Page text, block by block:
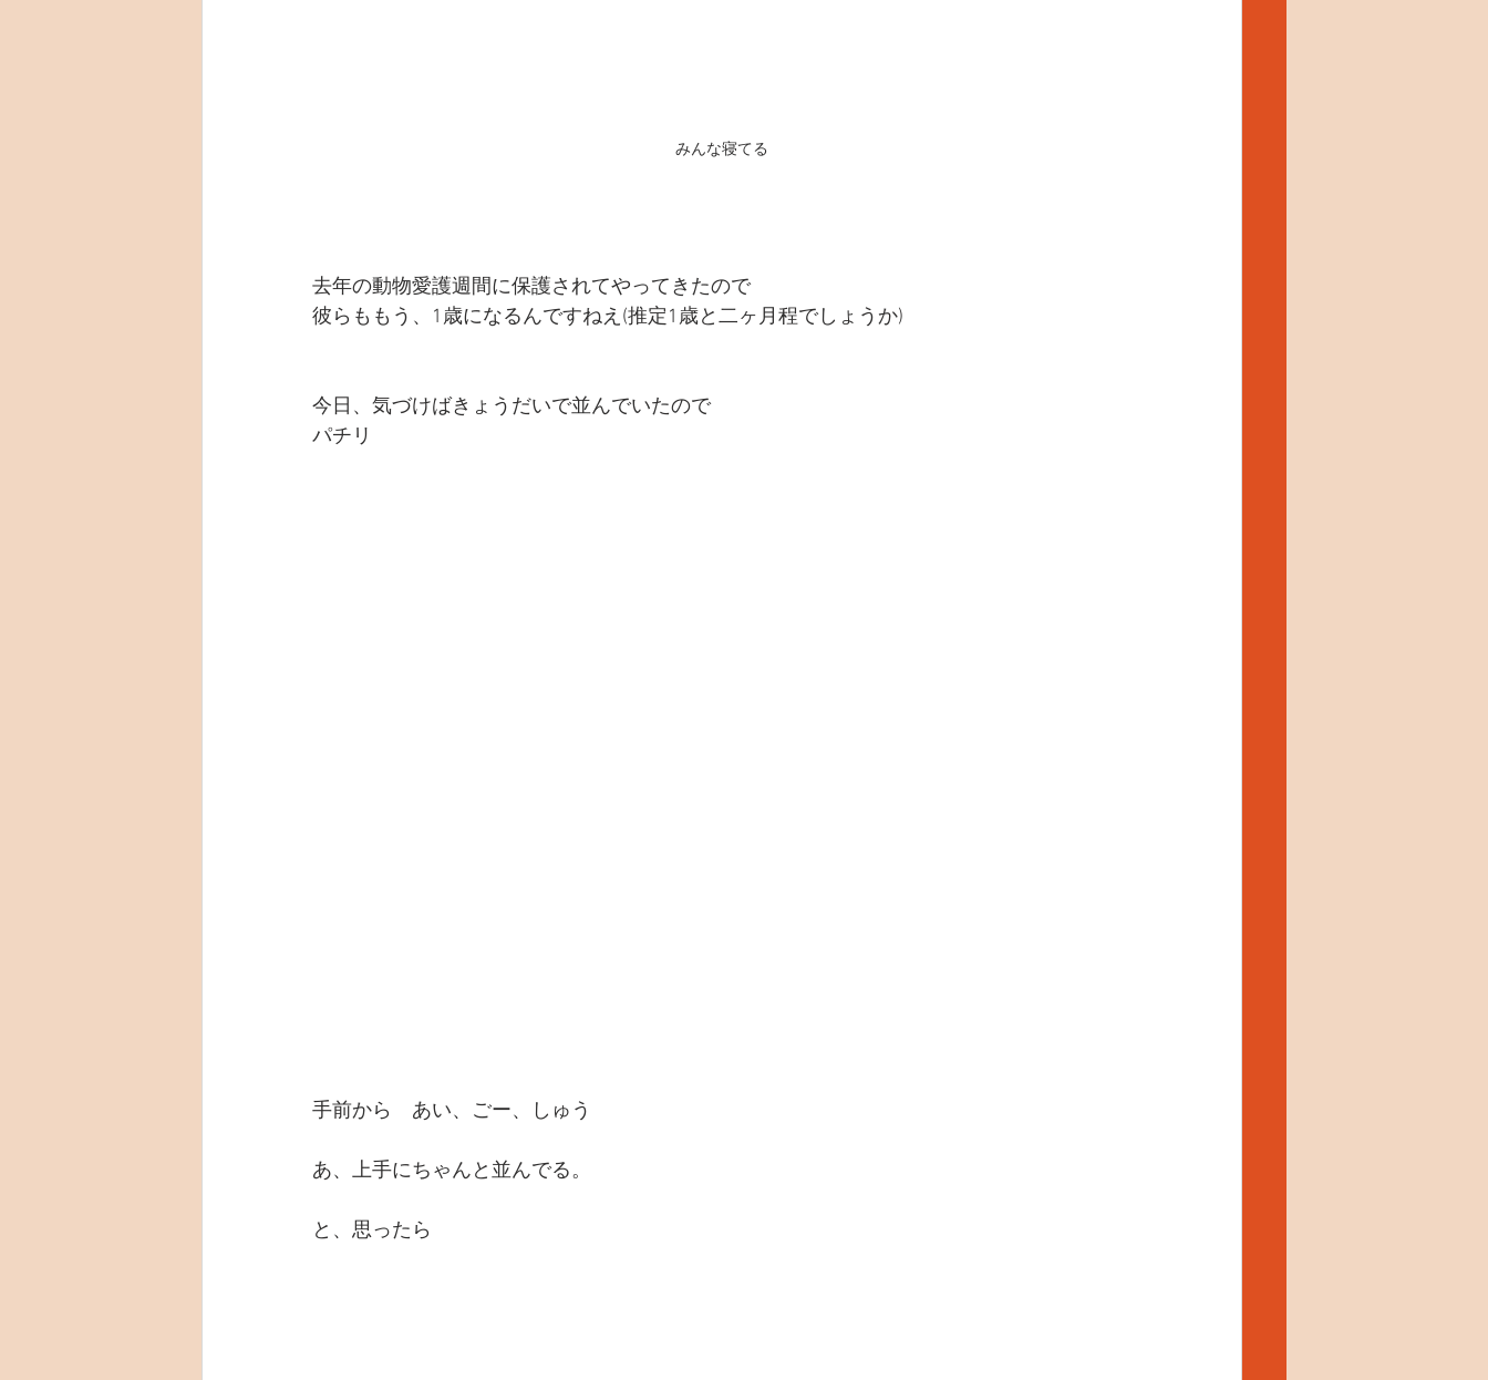
みんな寝てる
去年の動物愛護週間に保護されてやってきたので
彼らももう、1歳になるんですねえ(推定1歳と二ヶ月程でしょうか)
今日、気づけばきょうだいで並んでいたので
パチリ
手前から　あい、ごー、しゅう
あ、上手にちゃんと並んでる。
と、思ったら